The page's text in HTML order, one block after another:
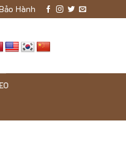
Hành